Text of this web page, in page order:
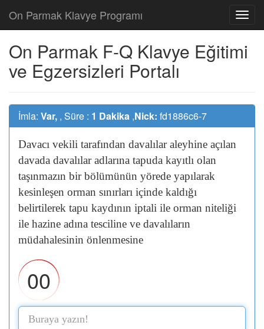
On Parmak Klavye Programı
On Parmak F-Q Klavye Eğitimi
ve Egzersizleri Portalı
İmla: Var, , Süre : 1 Dakika ,Nick: fd1886c6-7
Davacı vekili tarafından davalılaraleyhine açılan
davada davalılaradlarına tapuda kayıtlı olan
taşınmazın birbölümünün yörede yapılarak
kesinleşen orman sınırları içinde kaldığı
belirtilerek tapu kaydının iptali ile orman niteliği
ile hazine adına tesciline ve davalıların
müdahalesinin önlenmesine
00